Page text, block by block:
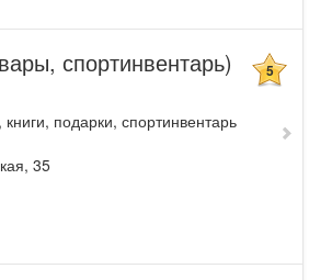
спортинвентарь) 5
подарки, спортинвентарь
35